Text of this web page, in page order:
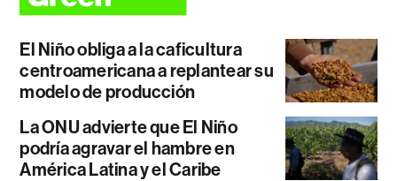
El Niño obliga a la caficultura
centroamericana a replantear su
modelo de producción
La ONU advierte que El Niño
podría agravar el hambre en
América Latina y el Caribe